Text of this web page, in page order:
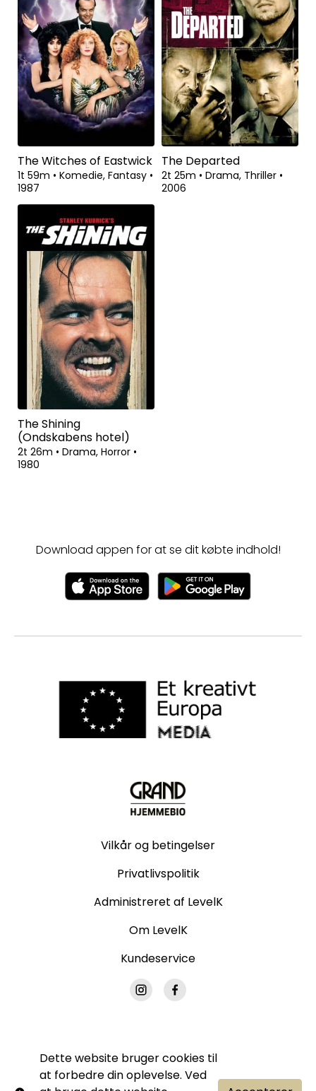
Dette website bruger cookies til
at forbedre din oplevelse. Ved
The Witches of Eastwick
1t 59m • Komedie, Fantasy •
1987
The Departed
2t 25m • Drama, Thriller •
2006
The Shining
(Ondskabens hotel)
2t 26m • Drama, Horror •
1980
Download appen for at se dit købte indhold!
Vilkår og betingelser
Privatlivspolitik
Administreret af LevelK
Om LevelK
Kundeservice
© Grand Hjemmebio. Alle rettigheder forbeholdes.
Ingen del af denne side må gengives uden vores